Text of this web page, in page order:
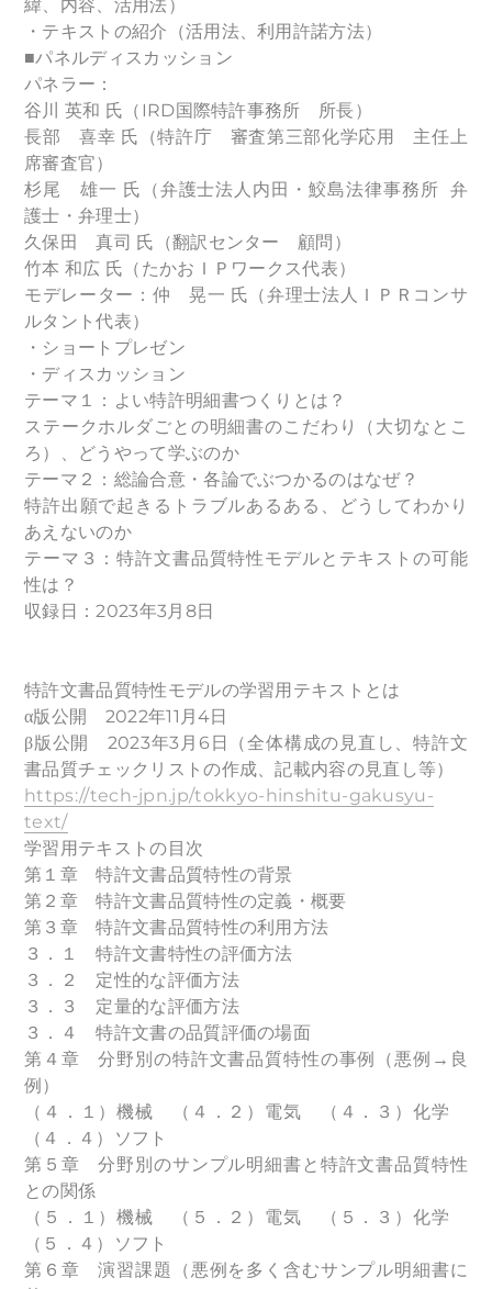
緯、内容、活用法）
・テキストの紹介（活用法、利用許諾方法）
■パネルディスカッション
パネラー：
谷川 英和 氏（IRD国際特許事務所 所長）
長部 喜幸 氏（特許庁 審査第三部化学応用 主任上
席審査官）
杉尾 雄一 氏（弁護士法人内田・鮫島法律事務所 弁
護士・弁理士）
久保田 真司 氏（翻訳センター 顧問）
竹本 和広 氏（たかおＩＰワークス代表）
モデレーター：仲 晃一 氏（弁理士法人ＩＰＲコンサ
ルタント代表）
・ショートプレゼン
・ディスカッション
テーマ１：よい特許明細書つくりとは？
ステークホルダごとの明細書のこだわり（大切なとこ
ろ）、どうやって学ぶのか
テーマ２：総論合意・各論でぶつかるのはなぜ？
特許出願で起きるトラブルあるある、どうしてわかり
あえないのか
テーマ３：特許文書品質特性モデルとテキストの可能
性は？
収録日：2023年3月8日
特許文書品質特性モデルの学習用テキストとは
α版公開 2022年11月4日
β版公開 2023年3月6日（全体構成の見直し、特許文
書品質チェックリストの作成、記載内容の見直し等）
https://tech-jpn.jp/tokkyo-hinshitu-gakusyu-
text/
学習用テキストの目次
第１章 特許文書品質特性の背景
第２章 特許文書品質特性の定義・概要
第３章 特許文書品質特性の利用方法
３．１ 特許文書特性の評価方法
３．２ 定性的な評価方法
３．３ 定量的な評価方法
３．４ 特許文書の品質評価の場面
第４章 分野別の特許文書品質特性の事例（悪例→良
例）
（４．１）機械 （４．２）電気 （４．３）化学
（４．４）ソフト
第５章 分野別のサンプル明細書と特許文書品質特性
との関係
（５．１）機械 （５．２）電気 （５．３）化学
（５．４）ソフト
第６章 演習課題（悪例を多く含むサンプル明細書に